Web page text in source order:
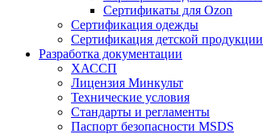
Сертификаты для Ozon
Сертификация одежды
Сертификация детской продукции
Разработка документации
ХАССП
Лицензия Минкульт
Технические условия
Стандарты и регламенты
Паспорт безопасности MSDS